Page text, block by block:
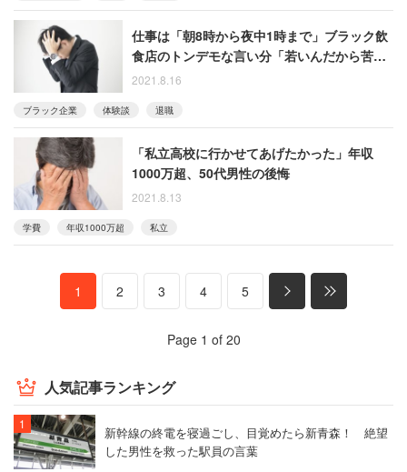
仕事は「朝8時から夜中1時まで」ブラック飲
食店のトンデモな言い分「若いんだから苦労
は買ってでもするもの」
2021.8.16
ブラック企業 体験談 退職
「私立高校に行かせてあげたかった」年収
1000万超、50代男性の後悔
2021.8.13
学費 年収1000万超 私立
1 2 3 4 5
Page 1 of 20
人気記事ランキング
新幹線の終電を寝過ごし、目覚めたら新青森！ 絶望
した男性を救った駅員の言葉